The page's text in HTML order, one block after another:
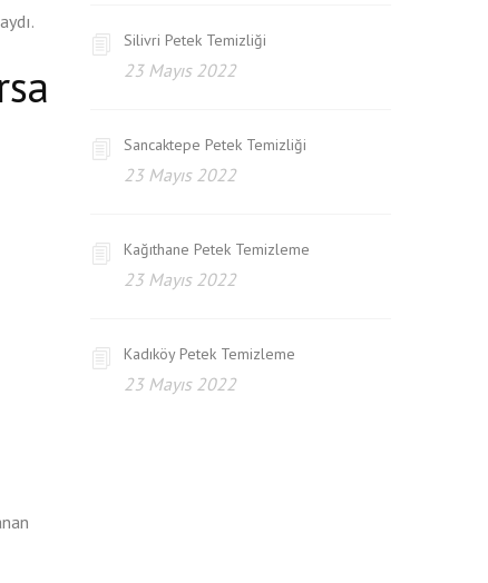
Silivri Petek Temizliği
23 Mayıs 2022
Sancaktepe Petek Temizliği
23 Mayıs 2022
Kağıthane Petek Temizleme
23 Mayıs 2022
Kadıköy Petek Temizleme
23 Mayıs 2022